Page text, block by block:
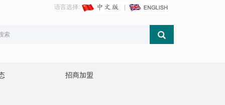
语言选择:
招商加盟